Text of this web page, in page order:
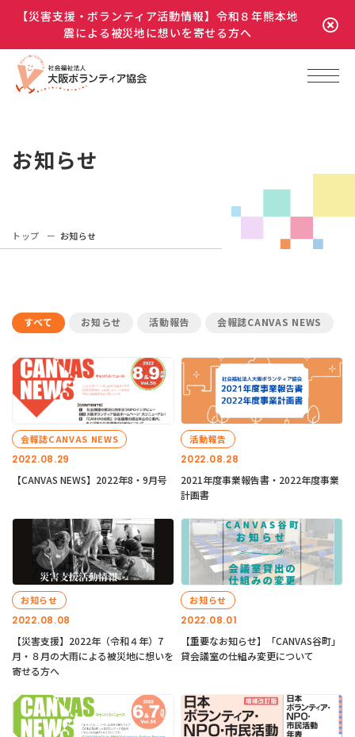
【災害支援・ボランティア活動情報】令和８年熊本地
震による被災地に想いを寄せる方へ
お知らせ
トップ お知らせ
すべて お知らせ 活動報告 会報誌CANVAS NEWS
2022.08.29
会報誌CANVAS NEWS
【CANVAS NEWS】2022年8・9月号
2022.08.28
活動報告
2021年度事業報告書・2022年度事業
計画書
2022.08.08
お知らせ
【災害支援】2022年（令和４年）7
月・８月の大雨による被災地に想いを
寄せる方へ
2022.08.01
お知らせ
【重要なお知らせ】「CANVAS谷町」
貸会議室の仕組み変更について